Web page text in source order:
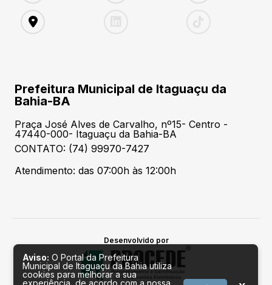
Prefeitura Municipal de Itaguaçu da
Bahia-BA
Praça José Alves de Carvalho, nº15- Centro -
47440-000- Itaguaçu da Bahia-BA
CONTATO: (74) 99970-7427
Atendimento: das 07:00h às 12:00h
Desenvolvido por
Aviso: O Portal da Prefeitura
Municipal de Itaguaçu da Bahia utiliza
cookies para melhorar a sua
experiência, de acordo com a nossa